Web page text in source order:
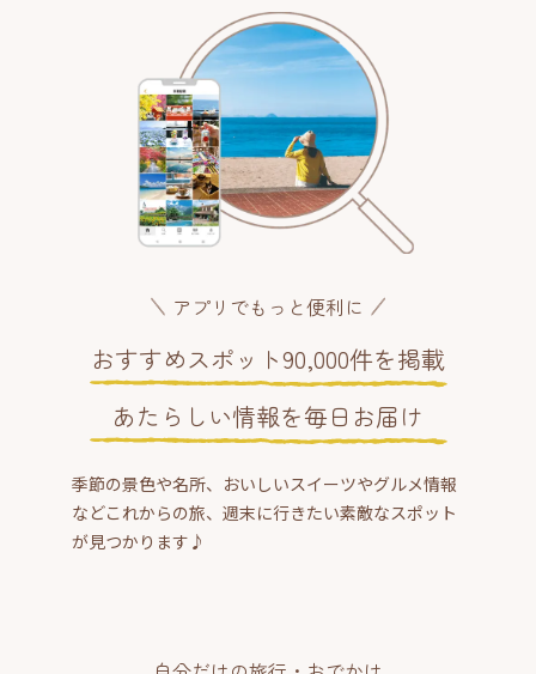
アプリでもっと便利に
おすすめスポット90,000件を掲載
あたらしい情報を毎日お届け
季節の景色や名所、おいしいスイーツやグルメ情報
などこれからの旅、週末に行きたい素敵なスポット
が見つかります♪